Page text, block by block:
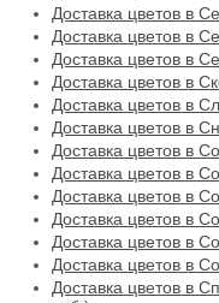
Доставка цветов в
Доставка цветов в
Доставка цветов в
Доставка цветов в
Доставка цветов в
Доставка цветов в
Доставка цветов в
Доставка цветов в
Доставка цветов в
Доставка цветов в
Доставка цветов в
Доставка цветов в
Доставка цветов в